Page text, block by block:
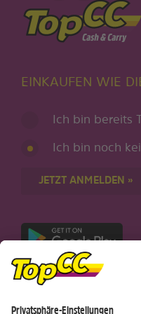
EINKAUFEN WIE
Ich bin bereits
Ich bin noch
JETZT ANMELDEN »
Nur für Android-Geräte